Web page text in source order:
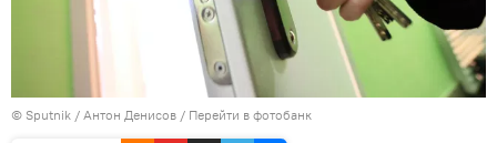
© Sputnik / Антон Денисов / Перейти в фотобанк